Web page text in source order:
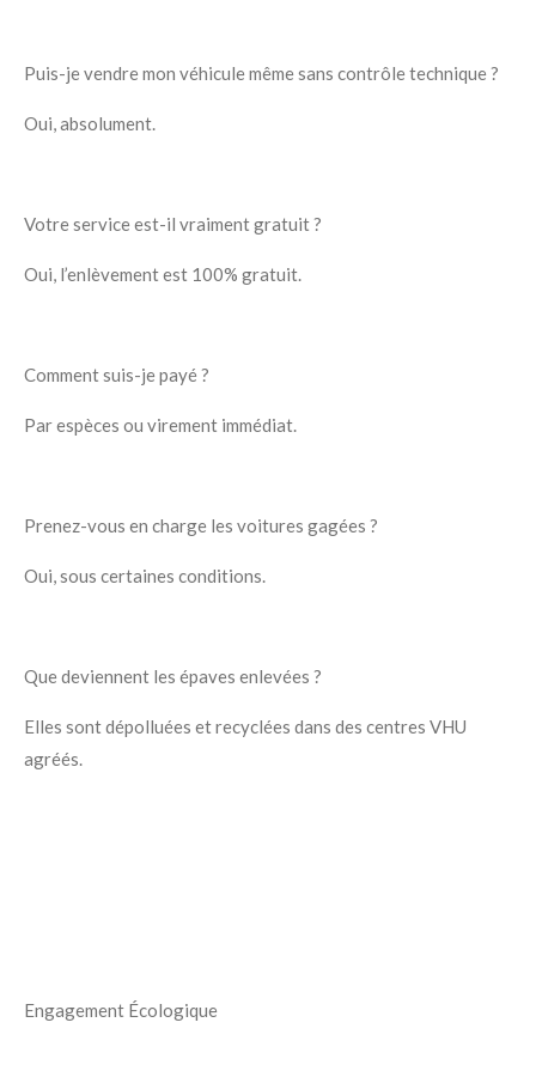
Puis-je vendre mon véhicule même sans contrôle technique ?
Oui, absolument.
Votre service est-il vraiment gratuit ?
Oui, l’enlèvement est 100% gratuit.
Comment suis-je payé ?
Par espèces ou virement immédiat.
Prenez-vous en charge les voitures gagées ?
Oui, sous certaines conditions.
Que deviennent les épaves enlevées ?
Elles sont dépolluées et recyclées dans des centres VHU
agréés.
Engagement Écologique